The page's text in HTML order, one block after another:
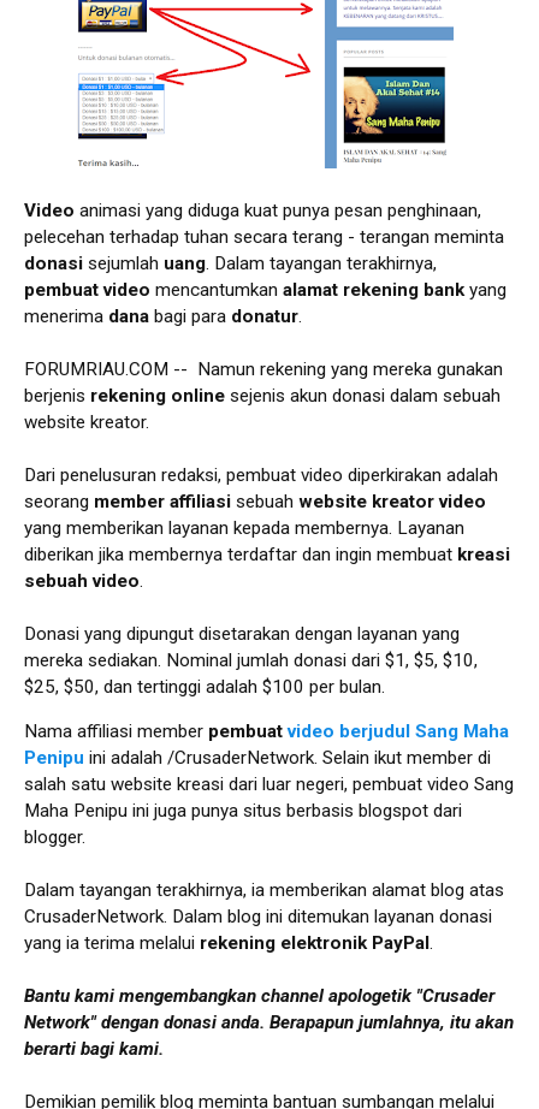
Video animasi yang diduga kuat punya pesan penghinaan,
pelecehan terhadap tuhan secara terang - terangan meminta
donasi sejumlah uang. Dalam tayangan terakhirnya,
pembuat video mencantumkan alamat rekening bankyang
menerima dana bagi para donatur.
FORUMRIAU.COM -- Namun rekening yang mereka gunakan
berjenis rekening online sejenis akun donasi dalam sebuah
website kreator.
Dari penelusuran redaksi, pembuat video diperkirakan adalah
seorang member affiliasi sebuah website kreator video
yang memberikan layanan kepada membernya. Layanan
diberikan jika membernya terdaftar dan ingin membuat kreasi
sebuah video.
Donasi yang dipungut disetarakan dengan layanan yang
mereka sediakan. Nominal jumlah donasi dari $1, $5, $10,
$25, $50, dan tertinggi adalah $100 per bulan.
Nama affiliasi member pembuatvideo berjudul Sang Maha
Penipu ini adalah /CrusaderNetwork. Selain ikut member di
salah satu website kreasi dari luar negeri, pembuat video Sang
Maha Penipu ini juga punya situs berbasis blogspot dari
blogger.
Dalam tayangan terakhirnya, ia memberikan alamat blog atas
CrusaderNetwork. Dalam blog ini ditemukan layanan donasi
yang ia terima melalui rekening elektronik PayPal.
Bantu kami mengembangkan channel apologetik "Crusader
Network" dengan donasi anda. Berapapun jumlahnya, itu akan
berarti bagi kami.
Demikian pemilik blog meminta bantuan sumbangan melalui